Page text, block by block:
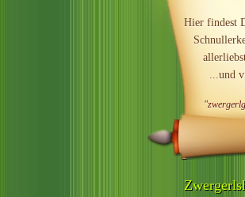
Hier findest
...und